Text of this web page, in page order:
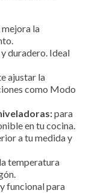
la
duradero. Ideal
ajustar la
como Modo
para
en tu cocina.
a tu medida y
temperatura
funcional para